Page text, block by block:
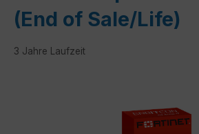
(End of Sale/Life)
3 Jahre Laufzeit